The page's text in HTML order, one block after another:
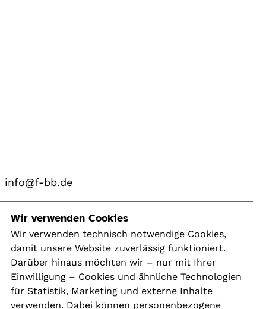
info@f-bb.de
Navigation
Kontakt
Presse
Aktuelles
Karriere
Wir verwenden Cookies
Wir verwenden technisch notwendige Cookies,
damit unsere Website zuverlässig funktioniert.
Darüber hinaus möchten wir – nur mit Ihrer
Einwilligung – Cookies und ähnliche Technologien
für Statistik, Marketing und externe Inhalte
verwenden. Dabei können personenbezogene